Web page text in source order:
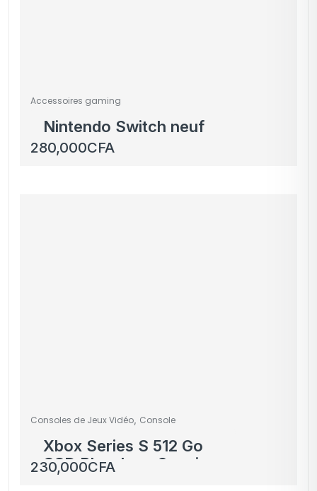
Accessoires gaming
Nintendo Switch neuf
280,000CFA
Consoles de Jeux Vidéo, Console
Xbox Series S 512 Go
SSD Blanche + 3 mois
de Xbox Game Pass
230,000CFA